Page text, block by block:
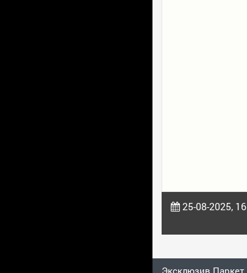
25-08-2025,
Эксклюзив Паркет